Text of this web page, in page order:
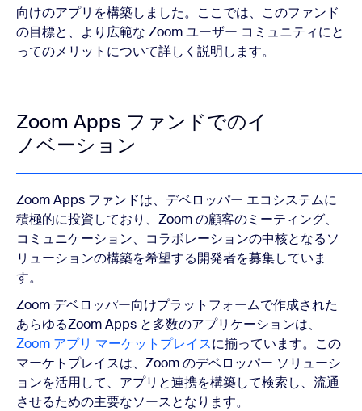
向けのアプリを構築しました。ここでは、このファンド
の目標と、より広範な Zoom ユーザー コミュニティにと
ってのメリットについて詳しく説明します。
Zoom Apps ファンドでのイ
ノベーション
Zoom Apps ファンドは、デベロッパー エコシステムに
積極的に投資しており、Zoom の顧客のミーティング、
コミュニケーション、コラボレーションの中核となるソ
リューションの構築を希望する開発者を募集していま
す。
Zoom デベロッパー向けプラットフォームで作成された
あらゆるZoom Apps と多数のアプリケーションは、
Zoom アプリ マーケットプレイスに揃っています。この
マーケトプレイスは、Zoom のデベロッパー ソリューシ
ョンを活用して、アプリと連携を構築して検索し、流通
させるための主要なソースとなります。